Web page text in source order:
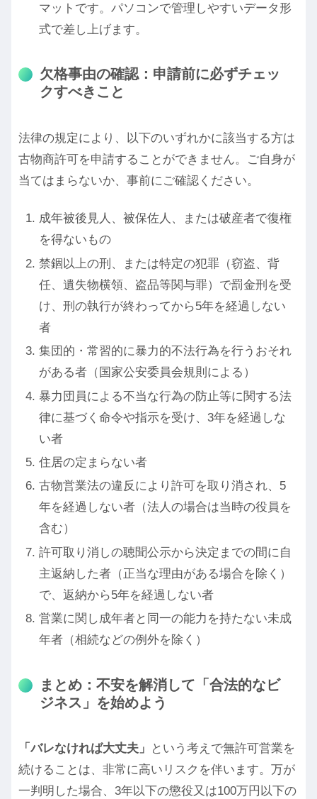
マットです。パソコンで管理しやすいデータ形
式で差し上げます。
欠格事由の確認：申請前に必ずチェッ
クすべきこと
法律の規定により、以下のいずれかに該当する方は
古物商許可を申請することができません。ご自身が
当てはまらないか、事前にご確認ください。
成年被後見人、被保佐人、または破産者で復権
を得ないもの
禁錮以上の刑、または特定の犯罪（窃盗、背
任、遺失物横領、盗品等関与罪）で罰金刑を受
け、刑の執行が終わってから5年を経過しない
者
集団的・常習的に暴力的不法行為を行うおそれ
がある者（国家公安委員会規則による）
暴力団員による不当な行為の防止等に関する法
律に基づく命令や指示を受け、3年を経過しな
い者
住居の定まらない者
古物営業法の違反により許可を取り消され、5
年を経過しない者（法人の場合は当時の役員を
含む）
許可取り消しの聴聞公示から決定までの間に自
主返納した者（正当な理由がある場合を除く）
で、返納から5年を経過しない者
営業に関し成年者と同一の能力を持たない未成
年者（相続などの例外を除く）
まとめ：不安を解消して「合法的なビ
ジネス」を始めよう
「バレなければ大丈夫」
という考えで無許可営業を
続けることは、非常に高いリスクを伴います。万が
一判明した場合、3年以下の懲役又は100万円以下の